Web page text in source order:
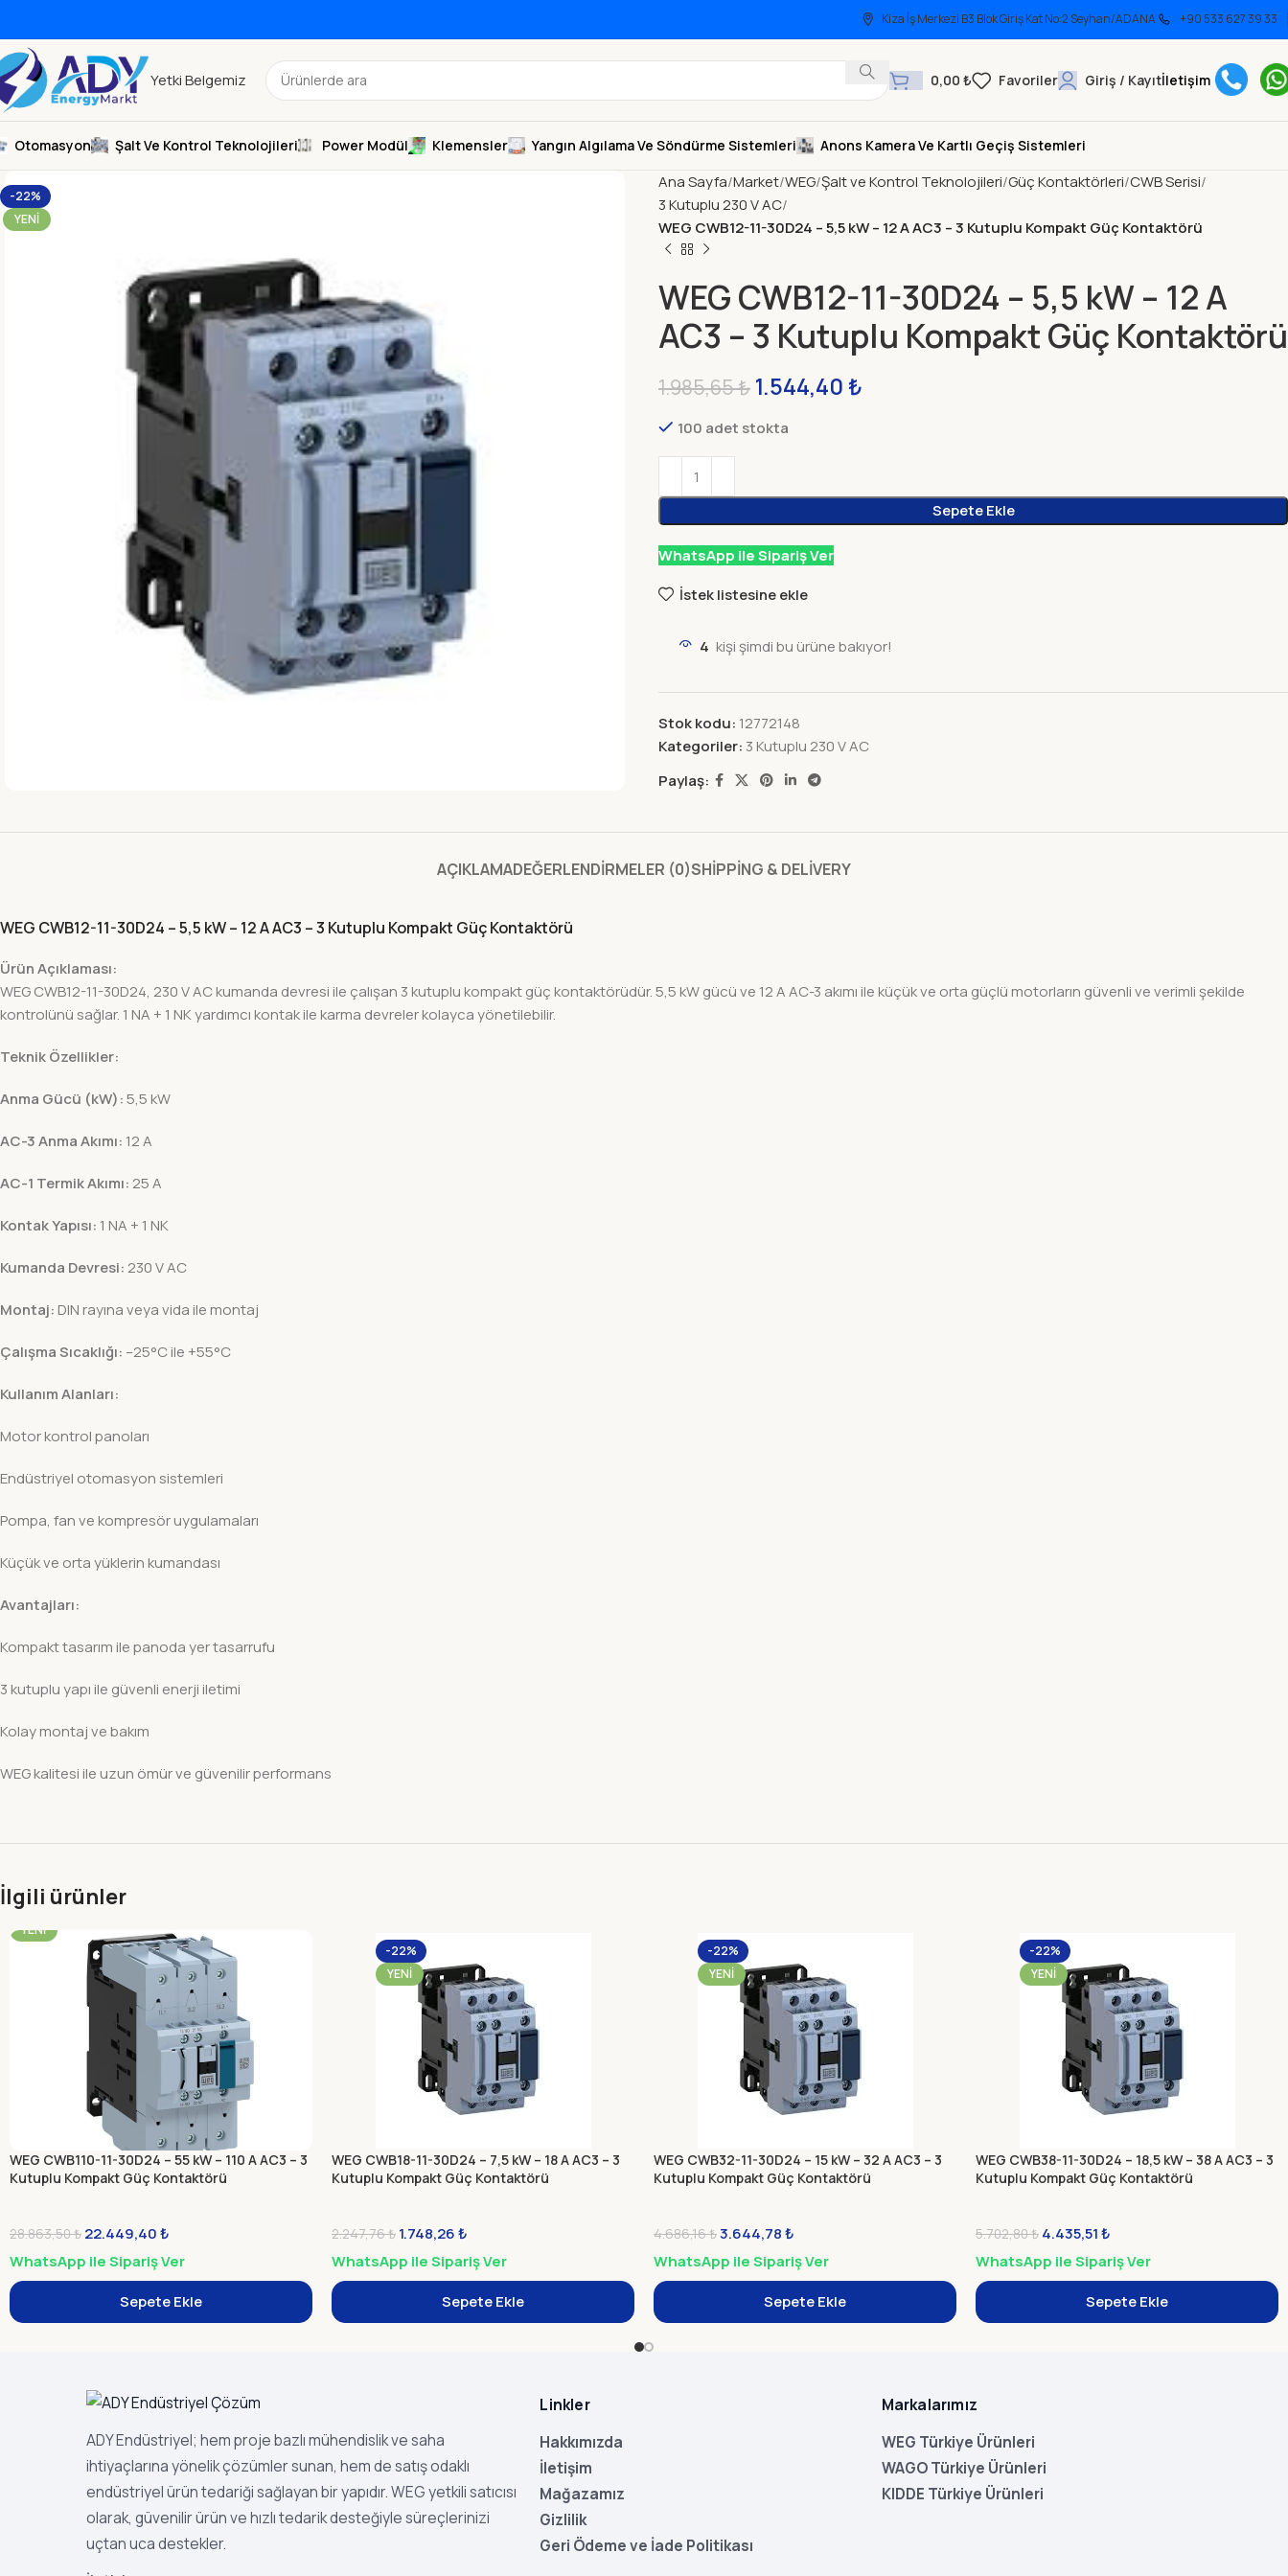
Kiza İş Merkezi B3 Blok Giriş Kat No:2 Seyhan/ADANA +90 533 627 39 33
Yetki Belgemiz 0,00 ₺ Giriş / Kayıtİletişim
Otomasyon Şalt Ve Kontrol Teknolojileri Power Modül Klemensler Yangın Algılama Ve Söndürme Sistemleri Anons Kamera Ve Kartlı Geçiş Sistemleri
-22%
YENI
Ana Sayfa Market WEG Şalt ve Kontrol Teknolojileri Güç Kontaktörleri CWB Serisi
3 Kutuplu 230 V AC
WEG CWB12-11-30D24 – 5,5 kW – 12 A AC3 – 3 Kutuplu Kompakt Güç Kontaktörü
WEG CWB12-11-30D24 – 5,5 kW – 12 A
AC3 – 3 Kutuplu Kompakt Güç Kontaktörü
1.985,65₺ 1.544,40 ₺
100 adet stokta
Sepete Ekle
WhatsApp ile Sipariş Ver
İstek listesine ekle
4 kişi şimdi bu ürüne bakıyor!
Stok kodu: 12772148
Kategoriler: 3 Kutuplu 230 V AC
Paylaş:
AÇIKLAMADEĞERLENDIRMELER (0)SHIPPING & DELIVERY
WEG CWB12-11-30D24 – 5,5 kW – 12 A AC3 – 3 Kutuplu Kompakt Güç Kontaktörü
Ürün Açıklaması:
WEG CWB12-11-30D24, 230 V AC kumanda devresi ile çalışan 3 kutuplu kompakt güç kontaktörüdür. 5,5 kW gücü ve 12 A AC-3 akımı ile küçük ve orta güçlü motorların güvenli ve verimli şekilde
kontrolünü sağlar. 1 NA + 1 NK yardımcı kontak ile karma devreler kolayca yönetilebilir.
Teknik Özellikler:
Anma Gücü (kW):5,5 kW
AC-3 Anma Akımı: 12 A
AC-1 Termik Akımı: 25 A
Kontak Yapısı: 1 NA + 1 NK
Kumanda Devresi: 230 V AC
Montaj: DIN rayına veya vida ile montaj
Çalışma Sıcaklığı: –25°C ile +55°C
Kullanım Alanları:
Motor kontrol panoları
Endüstriyel otomasyon sistemleri
Pompa, fan ve kompresör uygulamaları
Küçük ve orta yüklerin kumandası
Avantajları:
Kompakt tasarım ile panoda yer tasarrufu
3 kutuplu yapı ile güvenli enerji iletimi
Kolay montaj ve bakım
WEG kalitesi ile uzun ömür ve güvenilir performans
İlgili ürünler
-22%
YENI
WEG CWB110-11-30D24 – 55 kW – 110 A AC3 – 3
Kutuplu Kompakt Güç Kontaktörü
28.863,50₺ 22.449,40₺
WhatsApp ile Sipariş Ver
Sepete Ekle
-22%
YENI
WEG CWB18-11-30D24 – 7,5 kW – 18 A AC3 – 3
Kutuplu Kompakt Güç Kontaktörü
2.247,76₺ 1.748,26₺
WhatsApp ile Sipariş Ver
Sepete Ekle
-22%
YENI
WEG CWB32-11-30D24 – 15 kW – 32 A AC3 – 3
Kutuplu Kompakt Güç Kontaktörü
4.686,16₺3.644,78₺
WhatsApp ile Sipariş Ver
Sepete Ekle
-22%
YENI
WEG CWB38-11-30D24 – 18,5 kW – 38 A AC3 – 3
Kutuplu Kompakt Güç Kontaktörü
5.702,80₺ 4.435,51₺
WhatsApp ile Sipariş Ver
Sepete Ekle
ADY Endüstriyel; hem proje bazlı mühendislik ve saha
ihtiyaçlarına yönelik çözümler sunan, hem de satış odaklı
endüstriyel ürün tedariği sağlayan bir yapıdır. WEG yetkili satıcısı
olarak, güvenilir ürün ve hızlı tedarik desteğiyle süreçlerinizi
uçtan uca destekler.
Linkler
Hakkımızda
İletişim
Mağazamız
Gizlilik
Geri Ödeme ve İade Politikası
Markalarımız
WEG Türkiye Ürünleri
WAGO Türkiye Ürünleri
KIDDE Türkiye Ürünleri